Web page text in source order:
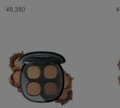
NOWNS
ナウンス
null.
ヌル
¥6,380